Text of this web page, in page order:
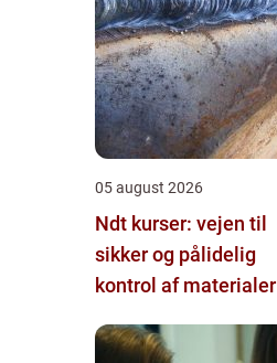
05 august 2026
Ndt kurser: vejen til
sikker og pålidelig
kontrol af materialer